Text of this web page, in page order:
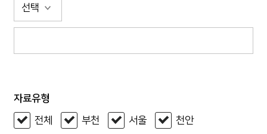
자료유형
전체 부천 서울 천안